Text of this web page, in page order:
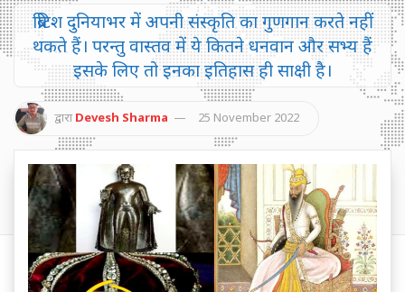
ब्रिटिश दुनियाभर में अपनी संस्कृति का गुणगान करते नहीं
थकते हैं। परन्तु वास्तव में ये कितने धनवान और सभ्य हैं
इसके लिए तो इनका इतिहास ही साक्षी है।
द्वारा Devesh Sharma 25 November 2022